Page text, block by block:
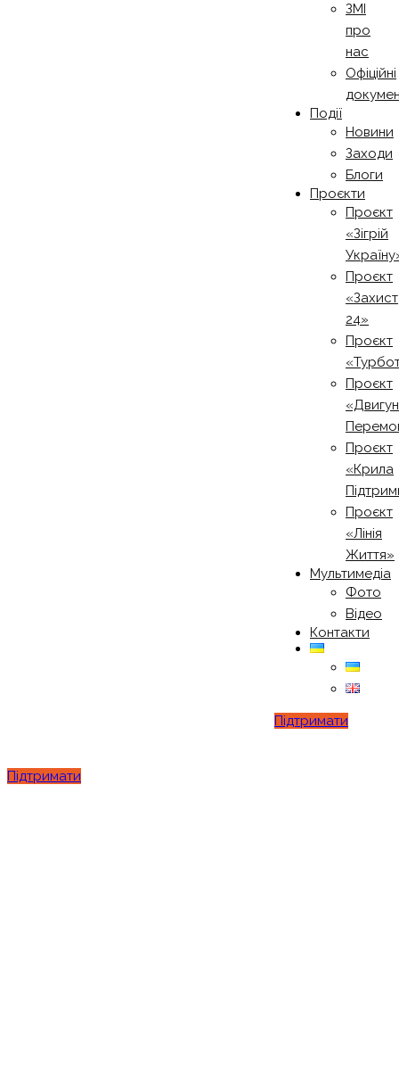
ЗМІ
про
нас
Офіційні
Події
Новини
Заходи
Блоги
Проєкти
Проєкт
«Зігрій
Проєкт
«Захист
24»
Проєкт
Проєкт
Проєкт
«Крила
Проєкт
«Лінія
Життя»
Мультимедіа
Фото
Відео
Контакти
Підтримати
Підтримати